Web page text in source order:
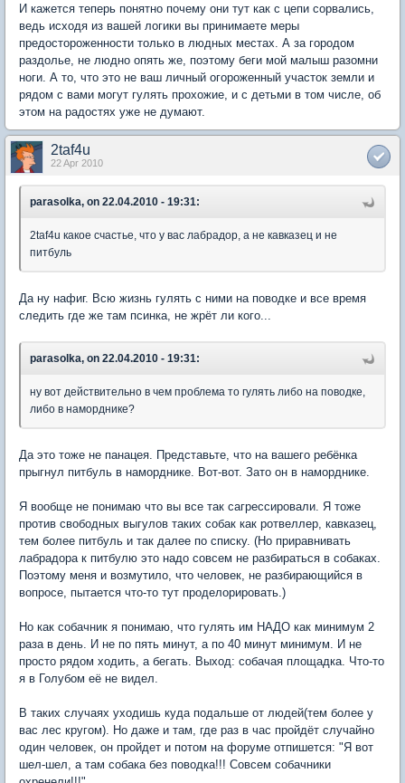
И кажется теперь понятно почему они тут как с цепи сорвались,
ведь исходя из вашей логики вы принимаете меры
предостороженности только в людных местах. А за городом
раздолье, не людно опять же, поэтому беги мой малыш разомни
ноги. А то, что это не ваш личный огороженный участок земли и
рядом с вами могут гулять прохожие, и с детьми в том числе, об
этом на радостях уже не думают.
2taf4u
22 Apr 2010
parasolka, on 22.04.2010 - 19:31:
2taf4u какое счастье, что у вас лабрадор, а не кавказец и не
питбуль
Да ну нафиг. Всю жизнь гулять с ними на поводке и все время
следить где же там псинка, не жрёт ли кого...
parasolka, on 22.04.2010 - 19:31:
ну вот действительно в чем проблема то гулять либо на поводке,
либо в наморднике?
Да это тоже не панацея. Представьте, что на вашего ребёнка
прыгнул питбуль в наморднике. Вот-вот. Зато он в наморднике.
Я вообще не понимаю что вы все так сагрессировали. Я тоже
против свободных выгулов таких собак как ротвеллер, кавказец,
тем более питбуль и так далее по списку. (Но приравнивать
лабрадора к питбулю это надо совсем не разбираться в собаках.
Поэтому меня и возмутило, что человек, не разбирающийся в
вопросе, пытается что-то тут проделорировать.)
Но как собачник я понимаю, что гулять им НАДО как минимум 2
раза в день. И не по пять минут, а по 40 минут минимум. И не
просто рядом ходить, а бегать. Выход: собачая площадка. Что-то
я в Голубом её не видел.
В таких случаях уходишь куда подальше от людей(тем более у
вас лес кругом). Но даже и там, где раз в час пройдёт случайно
один человек, он пройдет и потом на форуме отпишется: "Я вот
шел-шел, а там собака без поводка!!! Совсем собачники